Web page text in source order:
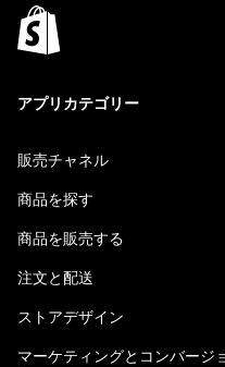
アプリカテゴリー
販売チャネル
商品を探す
商品を販売する
注文と配送
ストアデザイン
マーケティングとコンバージ